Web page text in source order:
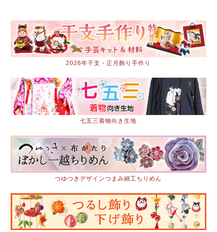
2026年干支・正月飾り手作り
七五三着物向き生地
つゆつきデザインつまみ細工ちりめん